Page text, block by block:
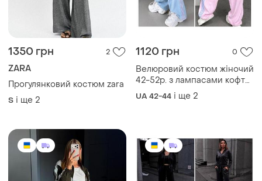
Прогулянковий костюм zara
42-52р. з лампасами кофта
на блискавці та штани
UA 42-44 і ще 2